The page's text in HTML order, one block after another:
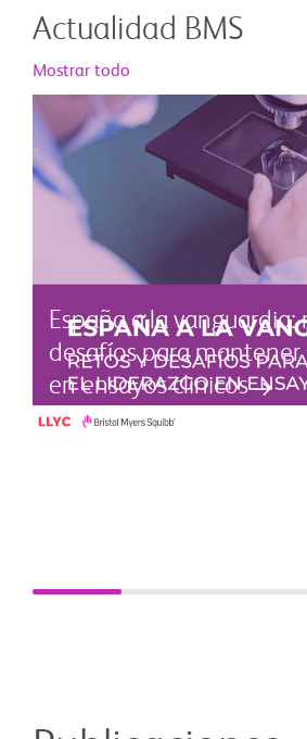
Actualidad BMS
Mostrar todo
España a la vanguardia:
desafíos para mantener
en ensayos clinicos